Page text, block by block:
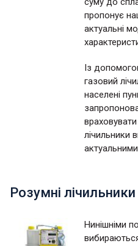
пропонує
актуальні
Із
газовий
населені
лічильники
Розумні
Нинішніми